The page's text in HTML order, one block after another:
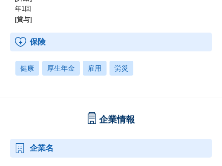
年1回
[賞与]
保険
健康 厚生年金 雇用 労災
企業情報
企業名